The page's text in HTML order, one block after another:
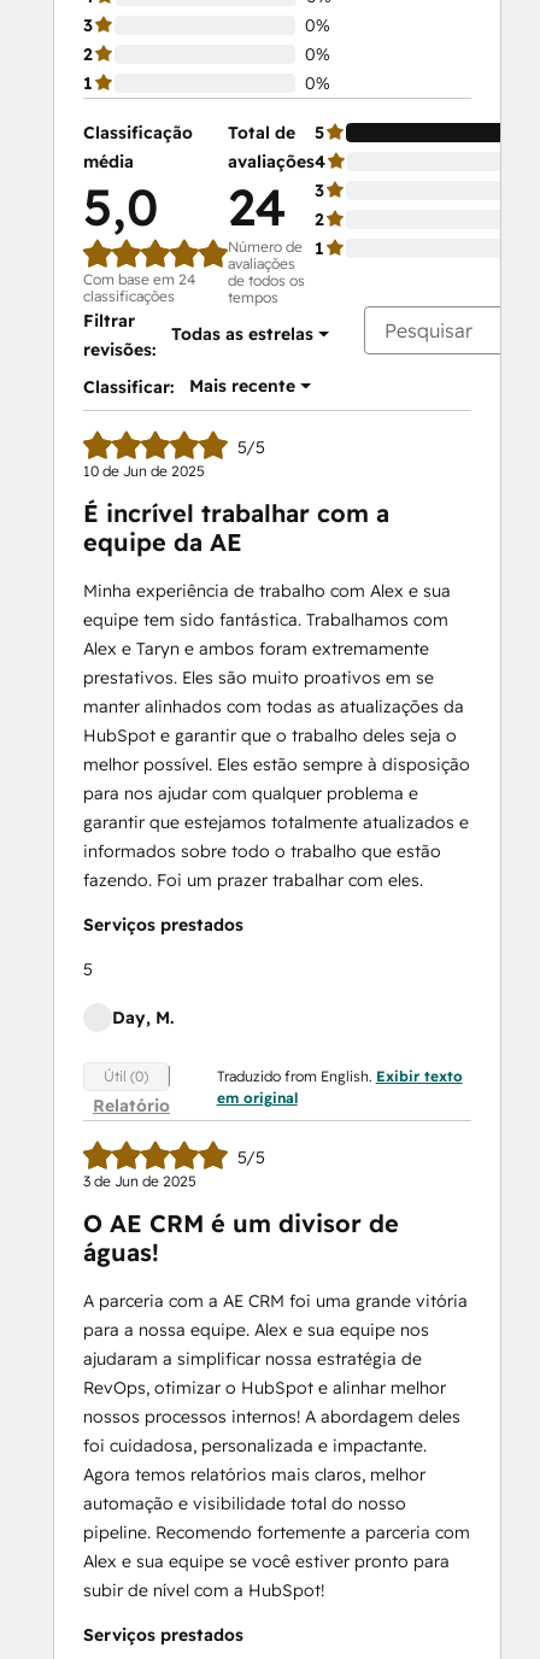
3
0%
2
0%
1
0%
Classificação
média
5,0
Com base em 24
classificações
Total de
avaliações
24
Número de
avaliações
de todos os
tempos
5
4
3
2
1
Filtrar
revisões:
Todas as estrelas
Classificar: Mais recente
5/5
10 de Jun de 2025
É incrível trabalhar com a
equipe da AE
Minha experiência de trabalho com Alex e sua
equipe tem sido fantástica. Trabalhamos com
Alex e Taryn e ambos foram extremamente
prestativos. Eles são muito proativos em se
manter alinhados com todas as atualizações da
HubSpot e garantir que o trabalho deles seja o
melhor possível. Eles estão sempre à disposição
para nos ajudar com qualquer problema e
garantir que estejamos totalmente atualizados e
informados sobre todo o trabalho que estão
fazendo. Foi um prazer trabalhar com eles.
Serviços prestados
5
Day, M.
Útil (0)
Relatório
Traduzido from English. Exibir texto
em original
5/5
3 de Jun de 2025
O AE CRM é um divisor de
águas!
A parceria com a AE CRM foi uma grande vitória
para a nossa equipe. Alex e sua equipe nos
ajudaram a simplificar nossa estratégia de
RevOps, otimizar o HubSpot e alinhar melhor
nossos processos internos! A abordagem deles
foi cuidadosa, personalizada e impactante.
Agora temos relatórios mais claros, melhor
automação e visibilidade total do nosso
pipeline. Recomendo fortemente a parceria com
Alex e sua equipe se você estiver pronto para
subir de nível com a HubSpot!
Serviços prestados